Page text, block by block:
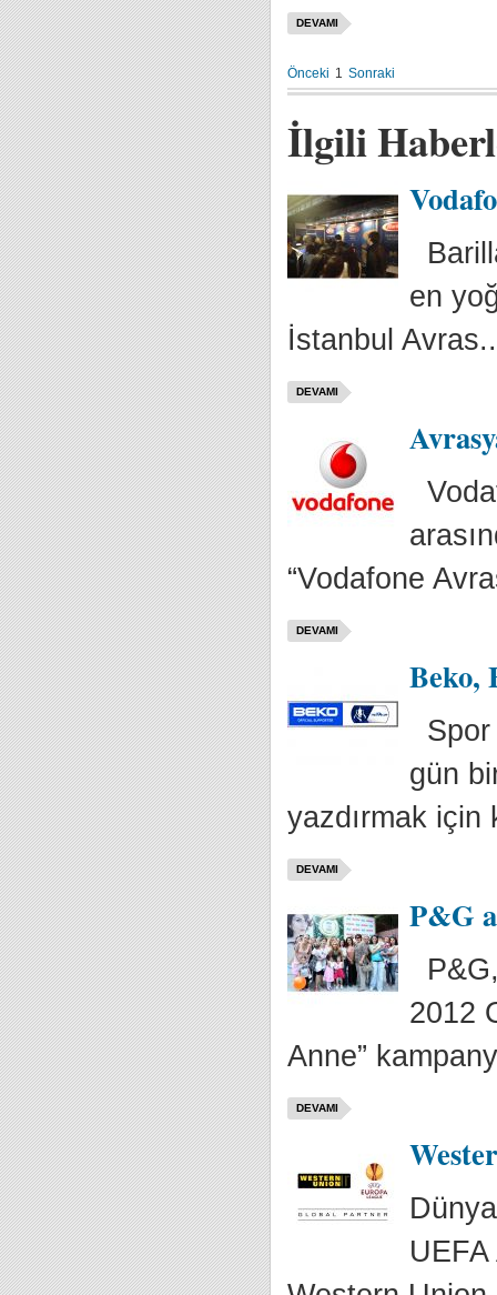
DEVAMI
Önceki 1 Sonraki
İlgili
en
İstanbul
DEVAMI
“Vodafone
DEVAMI
Beko,
Spor
gün
yazdırmak için
DEVAMI
P&G
2012
Anne”
DEVAMI
UEFA